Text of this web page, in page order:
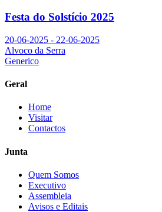
Festa do Solstício 2025
20-06-2025 - 22-06-2025
Alvoco da Serra
Generico
Geral
Home
Visitar
Contactos
Junta
Quem Somos
Executivo
Assembleia
Avisos e Editais